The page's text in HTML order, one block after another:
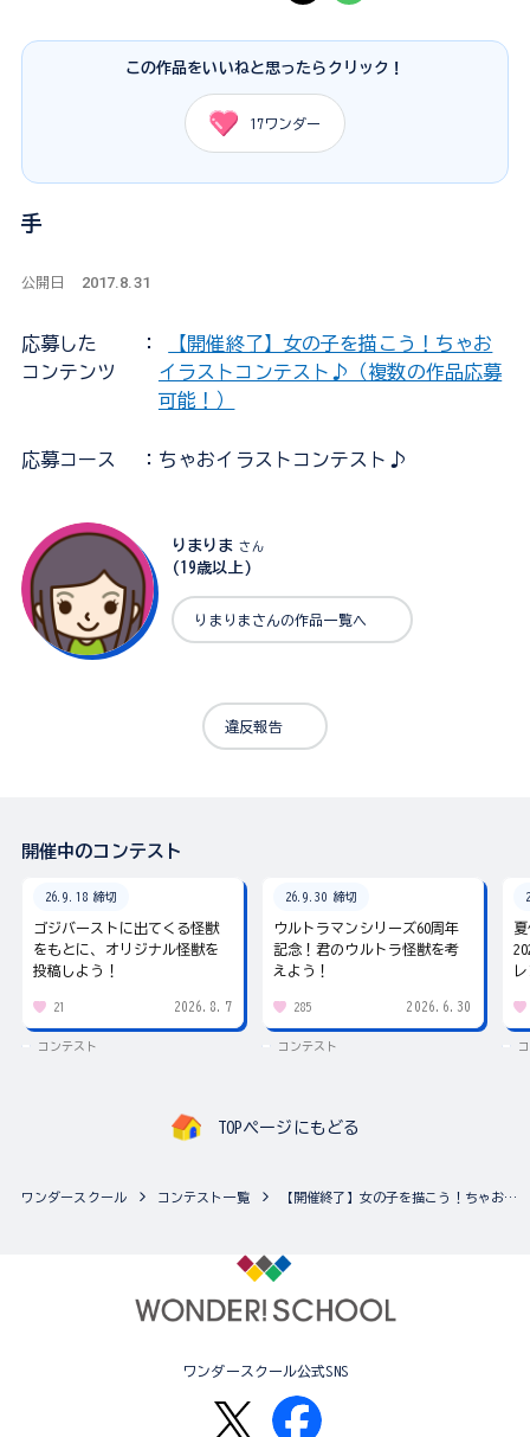
この作品をいいねと思ったらクリック！
17ワンダー
手
公開日 2017.8.31
応募した
コンテンツ
：
【開催終了】女の子を描こう！ちゃお
イラストコンテスト♪（複数の作品応募
可能！）
応募コース ：ちゃおイラストコンテスト♪
りまりま さん
(19歳以上)
りまりまさんの作品一覧へ
違反報告
開催中のコンテスト
26.9.18 締切
ゴジバーストに出てくる怪獣
をもとに、オリジナル怪獣を
投稿しよう！
21 2026.8.7
コンテスト
26.9.30 締切
ウルトラマンシリーズ60周年
記念！君のウルトラ怪獣を考
えよう！
285 2026.6.30
コンテスト
TOPページにもどる
ワンダースクール コンテスト一覧 【開催終了】女の子を描こう！ちゃおイラストコンテスト♪（複数の作品応募可能！）
ワンダースクール公式SNS